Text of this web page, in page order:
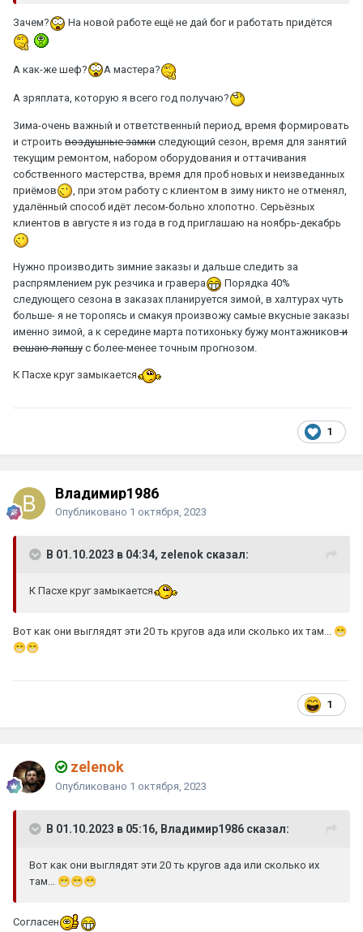
Зачем? На новой работе ещё не дай бог и работать придётся
А как-же шеф? А мастера?
А зряплата, которую я всего год получаю?
Зима-очень важный и ответственный период, время формировать
и строить воздушные замки следующий сезон, время для занятий
текущим ремонтом, набором оборудования и оттачивания
собственного мастерства, время для проб новых и неизведанных
приёмов
, при этом работу с клиентом в зиму никто не отменял,
удалённый способ идёт лесом-больно хлопотно. Серьёзных
клиентов в августе я из года в год приглашаю на ноябрь-декабрь
Нужно производить зимние заказы и дальше следить за
распрямлением рук резчика и гравера
Порядка 40%
следующего сезона в заказах планируется зимой, в халтурах чуть
больше- я не торопясь и смакуя произвожу самые вкусные заказы
именно зимой, а к середине марта потихоньку бужу монтажникови
вешаю лапшу с более-менее точным прогнозом.
К Пасхе круг замыкается
1
Владимир1986
Опубликовано 1 октября, 2023
В 01.10.2023 в 04:34, zelenok сказал:
К Пасхе круг замыкается
Вот как они выглядят эти 20 ть кругов ада или сколько их там... 😁
😁😁
1
zelenok
Опубликовано 1 октября, 2023
В 01.10.2023 в 05:16, Владимир1986 сказал:
Вот как они выглядят эти 20 ть кругов ада или сколько их
там... 😁😁😁
Согласен